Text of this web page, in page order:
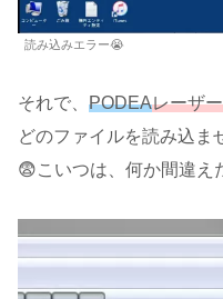
読み込みエラー😭
それで、 PODEAレーザ
どのファイルを読み込ま
😨こいつは、何か間違え